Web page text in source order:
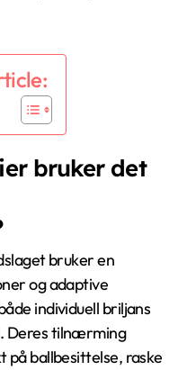
bruker det
bruker en
og adaptive
individuell briljans
Deres tilnærming
på ballbesittelse, raske